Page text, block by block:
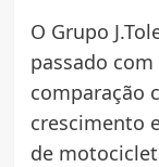
O Grupo
passado
comparação
crescimento
de